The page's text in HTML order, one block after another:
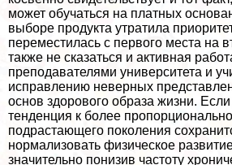
может обучаться на платных
выборе продукта утратила
переместилась с первого места на
также не сказаться и активная
преподавателями университета и
исправлению неверных
основ здорового образа жизни.
тенденция к более
подрастающего поколения
нормализовать физическое
значительно понизив частоту